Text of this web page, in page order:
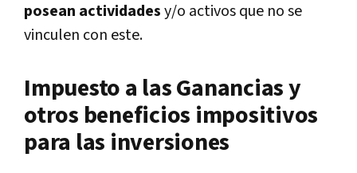
posean actividadesy/o activos que no se
vinculen con este.
Impuesto a las Ganancias y
otros beneficios impositivos
para las inversiones